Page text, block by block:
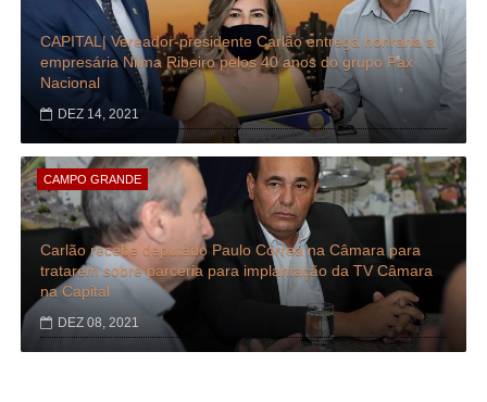
CAPITAL| Vereador-presidente Carlão entrega honraria a
empresária Nilma Ribeiro pelos 40 anos do grupo Pax
Nacional
DEZ 14, 2021
CAMPO GRANDE
Carlão recebe deputado Paulo Correa na Câmara para
tratarem sobre parceria para implantação da TV Câmara
na Capital
DEZ 08, 2021